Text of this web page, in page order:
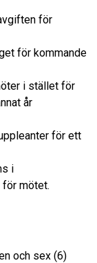
för
för kommande
i stället för
år
för ett
i
mötet.
och sex (6)